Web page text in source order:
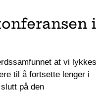
i
at vi lykkes
til å fortsette lenger i
på den